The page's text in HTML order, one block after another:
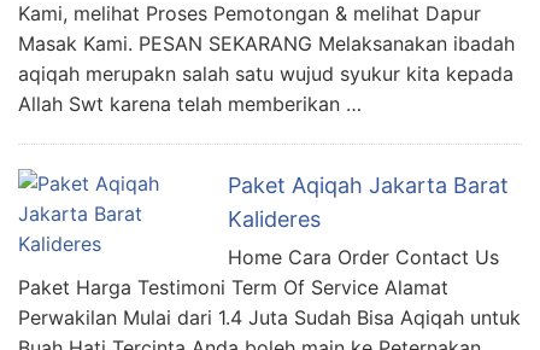
Kami, melihat Proses Pemotongan & melihat Dapur
Masak Kami. PESAN SEKARANG Melaksanakan ibadah
aqiqah merupakn salah satu wujud syukur kita kepada
Allah Swt karena telah memberikan …
Paket Aqiqah Jakarta Barat
Kalideres
Home Cara Order Contact Us
Paket Harga Testimoni Term Of Service Alamat
Perwakilan Mulai dari 1.4 Juta Sudah Bisa Aqiqah untuk